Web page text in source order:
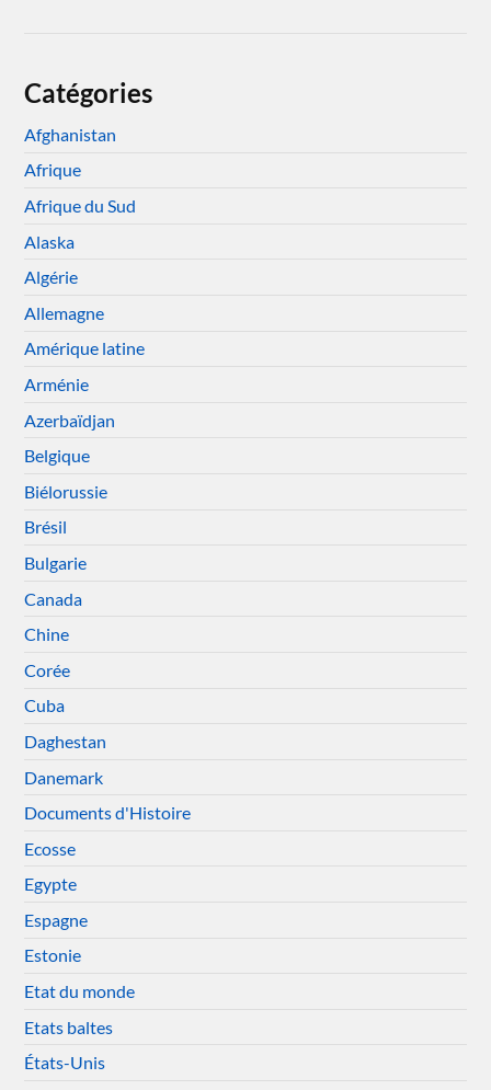
Catégories
Afghanistan
Afrique
Afrique du Sud
Alaska
Algérie
Allemagne
Amérique latine
Arménie
Azerbaïdjan
Belgique
Biélorussie
Brésil
Bulgarie
Canada
Chine
Corée
Cuba
Daghestan
Danemark
Documents d'Histoire
Ecosse
Egypte
Espagne
Estonie
Etat du monde
Etats baltes
États-Unis